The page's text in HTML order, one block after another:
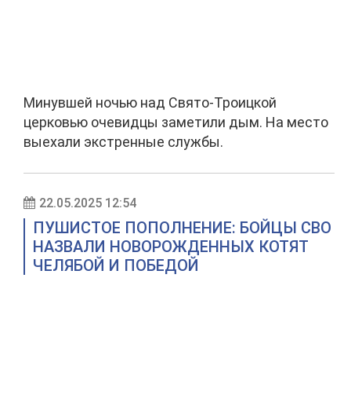
Минувшей ночью над Свято-Троицкой
церковью очевидцы заметили дым. На место
выехали экстренные службы.
22.05.2025 12:54
ПУШИСТОЕ ПОПОЛНЕНИЕ: БОЙЦЫ СВО
НАЗВАЛИ НОВОРОЖДЕННЫХ КОТЯТ
ЧЕЛЯБОЙ И ПОБЕДОЙ